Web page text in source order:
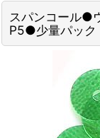
スパンコール●
P5●少量パッ